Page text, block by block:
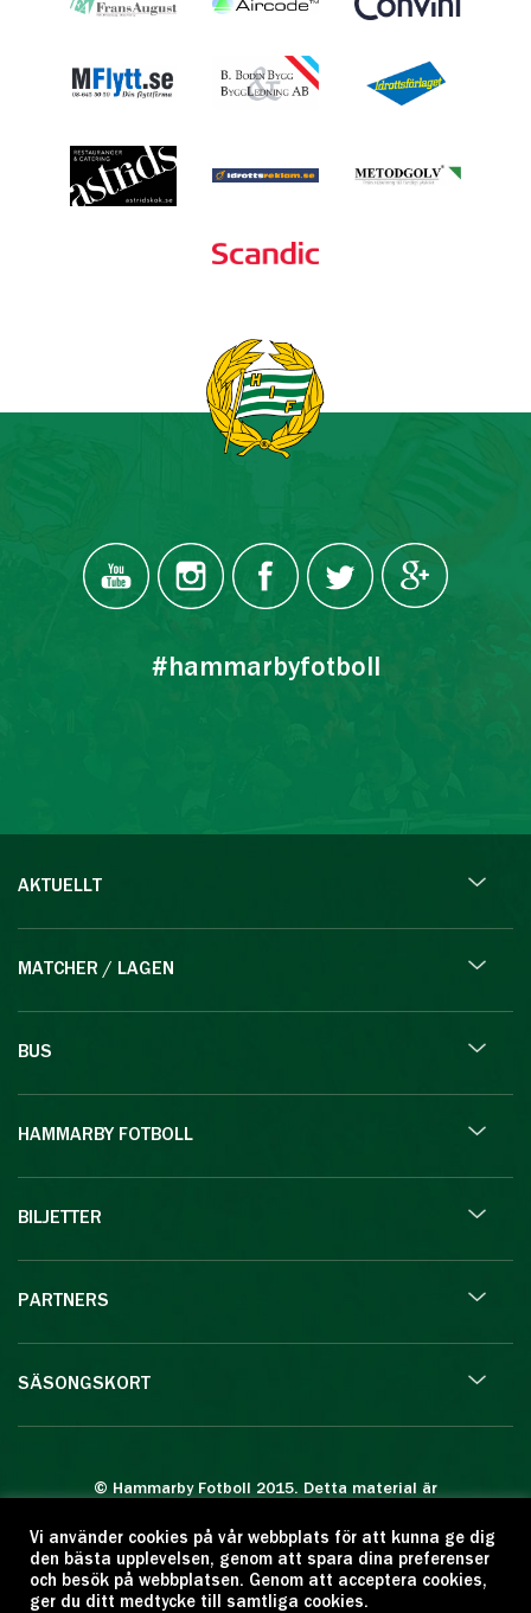
#hammarbyfotboll
AKTUELLT
MATCHER / LAGEN
BUS
HAMMARBY FOTBOLL
BILJETTER
PARTNERS
SÄSONGSKORT
© Hammarby Fotboll 2015. Detta material är
Eftertryck eller annan kopiering är förbjuden.
Citera oss gärna men ange källan:
www.hammarbyfotboll.se. Ansvarig utgivare:
Vi använder cookies på vår webbplats för att kunna ge dig
den bästa upplevelsen, genom att spara dina preferenser
och besök på webbplatsen. Genom att acceptera cookies,
ger du ditt medtycke till samtliga cookies.